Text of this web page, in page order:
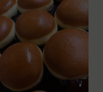
7日（金）18:00まで
17日（月）18:00まで